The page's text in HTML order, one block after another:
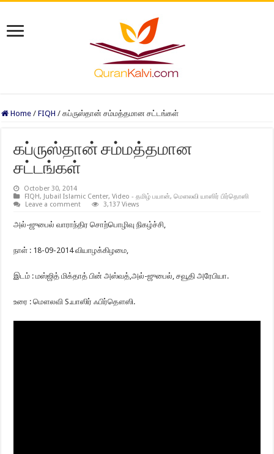
Home / FIQH / கப்ருஸ்தான் சம்மத்தமான சட்டங்கள்
கப்ருஸ்தான் சம்மத்தமான
சட்டங்கள்
October 30, 2014
FIQH, Jubail Islamic Center,Video - தமிழ் பயான்,மௌலவி யாஸிர் பிர்தொஸி
Leave a comment
3,137 Views
அல்-ஜுபைல் வாராந்திர சொற்பொழிவு நிகழ்ச்சி,
நாள் : 18-09-2014 வியாழக்கிழமை,
இடம் : மஸ்ஜித் மிக்தாத் பின் அஸ்வத்,அல்-ஜுபைல், சவூதி அரேபியா.
உரை : மௌலவி S.யாஸிர் ஃபிர்தௌஸி.